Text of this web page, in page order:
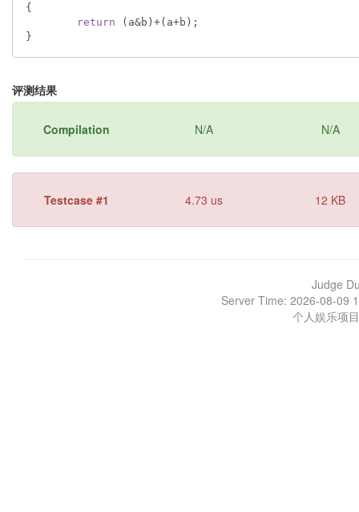
{
return (a&b)+(a+b);
}
评测结果
Compilation N/A N/A
Testcase #1 4.73 us 12 KB
Judge
Server Time: 2026-08-09
个人娱乐项